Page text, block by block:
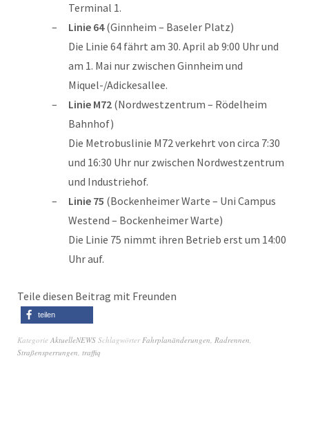
Terminal 1.
Linie 64(Ginnheim – Baseler Platz)
Die Linie 64 fährt am 30. April ab 9:00 Uhr und
am 1. Mai nur zwischen Ginnheim und
Miquel-/Adickesallee.
Linie M72 (Nordwestzentrum – Rödelheim
Bahnhof)
Die Metrobuslinie M72 verkehrt von circa 7:30
und 16:30 Uhr nur zwischen Nordwestzentrum
und Industriehof.
Linie 75 (Bockenheimer Warte – Uni Campus
Westend – Bockenheimer Warte)
Die Linie 75 nimmt ihren Betrieb erst um 14:00
Uhr auf.
Teile diesen Beitrag mit Freunden
teilen
Kategorie AktuelleNEWS SchlagwörterFahrplanänderungen, Radrennen,
Straßensperrungen, traffiq